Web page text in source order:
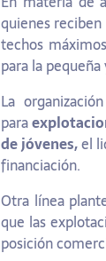
quienes
techos
para la
La
para
de jóvenes,el
financiación.
Otra línea
que las
posición